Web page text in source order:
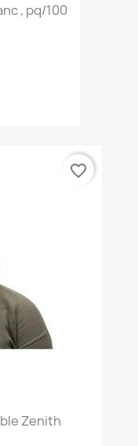
, pq/100
Zenith
favorite_border